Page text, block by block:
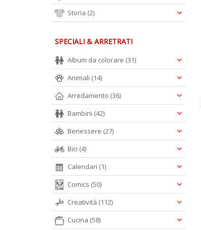
Storia (2)
SPECIALI & ARRETRATI
Album da colorare (31)
Animali (14)
Arredamento (36)
Bambini (42)
Benessere (27)
Bici (4)
Calendari (1)
Comics (50)
Creatività (112)
Cucina (58)